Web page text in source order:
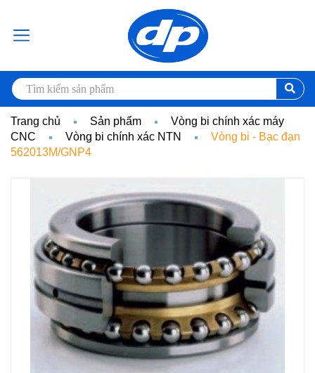
Trang chủ Sản phẩm
Vòng bi chính xác máy
CNC
Vòng bi chính xác NTN
Vòng bi - Bạc đạn
562013M/GNP4